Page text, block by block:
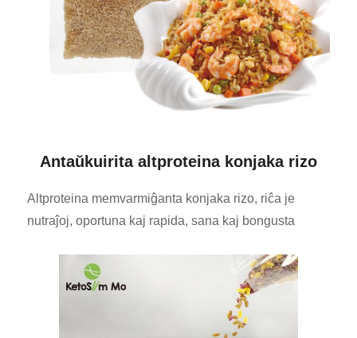
Antaŭkuirita altproteina konjaka rizo
Altproteina memvarmiĝanta konjaka rizo, riĉa je
nutraĵoj, oportuna kaj rapida, sana kaj bongusta